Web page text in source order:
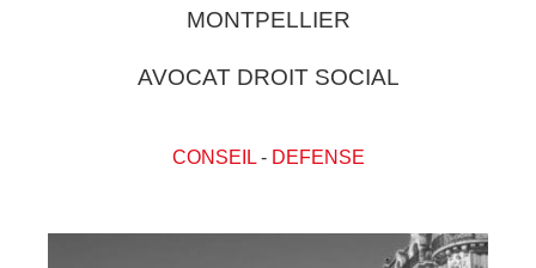
MONTPELLIER
AVOCAT DROIT SOCIAL
CONSEIL- DEFENSE